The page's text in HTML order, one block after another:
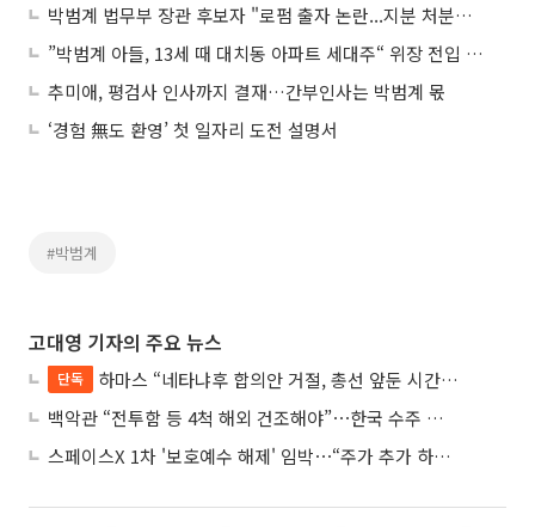
박범계 법무부 장관 후보자 "로펌 출자 논란...지분 처분하고 탈퇴"
”박범계 아들, 13세 때 대치동 아파트 세대주“ 위장 전입 의혹
추미애, 평검사 인사까지 결재…간부인사는 박범계 몫
‘경험 無도 환영’ 첫 일자리 도전 설명서
#박범계
고대영 기자의 주요 뉴스
단독
하마스 “네타냐후 합의안 거절, 총선 앞둔 시간 끌기”
백악관 “전투함 등 4척 해외 건조해야”⋯한국 수주 기대
스페이스X 1차 '보호예수 해제' 임박⋯“주가 추가 하락 가능성”